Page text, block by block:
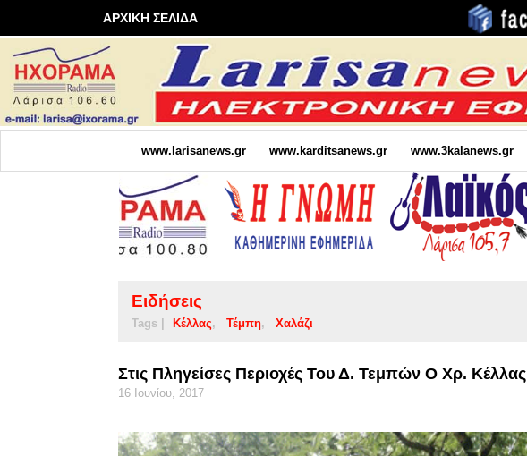
ΑΡΧΙΚΗ ΣΕΛΙΔΑ
www.larisanews.gr www.karditsanews.gr www.3kalanews.gr
Ειδήσεις
Tags | Κέλλας Τέμπη Χαλάζι
Στις Πληγείσες Περιοχές Του Δ. Τεμπών Ο Χρ. Κέλλας
16 Ιουνίου, 2017